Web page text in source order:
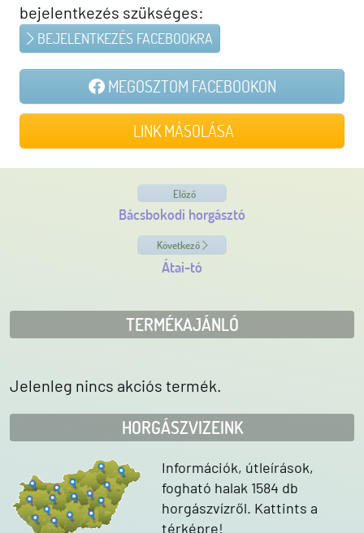
bejelentkezés szükséges:
BEJELENTKEZÉS FACEBOOKRA
MEGOSZTOM FACEBOOKON
LINK MÁSOLÁSA
Előző
Bácsbokodi horgásztó
Következő
Átai-tó
TERMÉKAJÁNLÓ
Jelenleg nincs akciós termék.
HORGÁSZVIZEINK
Információk, útleírások,
fogható halak 1584 db
horgászvízről. Kattints a
térképre!